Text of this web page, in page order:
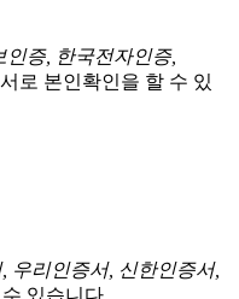
인증, 한국전자인증,
로 본인확인을 할 수 있
우리인증서, 신한인증서,